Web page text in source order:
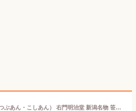
笹団子 10個セット （つぶあん・こしあん） 右門明治堂 新潟名物 笹だんご ささだんご 長岡市 秘密のケンミンショー 新潟県 生産者直送 お取り寄せ ギフト プレゼント 贈り物 送料無料